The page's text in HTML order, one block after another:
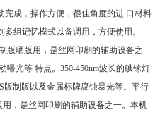
完成，操作方便，很佳角度的进 口材料
组记忆模式以备调用，方便使用。
晒版用，是丝网印刷的辅助设备之
曝光等 特点。350-450nm波长的碘镓灯
版制版以及金属标牌腐蚀暴光等。平行
，是丝网印刷的辅助设备之一。本机